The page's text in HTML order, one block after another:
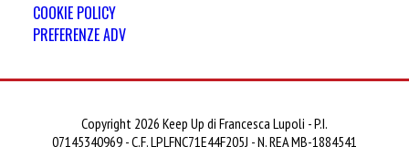
COOKIE POLICY
PREFERENZE ADV
Copyright 2026 Keep Up di Francesca Lupoli - P.I.
07145340969 - C.F. LPLFNC71E44F205J - N. REA MB-1884541